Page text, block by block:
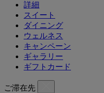
詳細
スイート
ダイニング
ウェルネス
キャンペーン
ギャラリー
ギフトカード
ご滞在先